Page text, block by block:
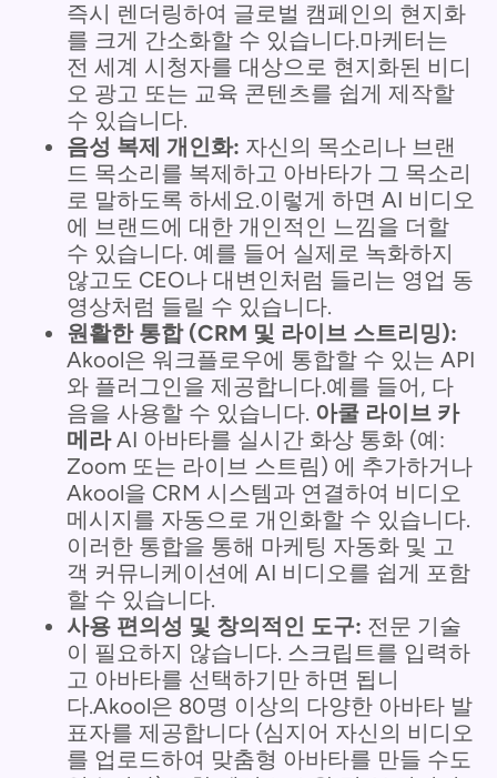
즉시 렌더링하여 글로벌 캠페인의 현지화
를 크게 간소화할 수 있습니다.마케터는
전 세계 시청자를 대상으로 현지화된 비디
오 광고 또는 교육 콘텐츠를 쉽게 제작할
수 있습니다.
음성 복제 개인화: 자신의 목소리나 브랜
드 목소리를 복제하고 아바타가 그 목소리
로 말하도록 하세요.이렇게 하면 AI 비디오
에 브랜드에 대한 개인적인 느낌을 더할
수 있습니다. 예를 들어 실제로 녹화하지
않고도 CEO나 대변인처럼 들리는 영업 동
영상처럼 들릴 수 있습니다.
원활한 통합 (CRM 및 라이브 스트리밍):
Akool은 워크플로우에 통합할 수 있는 API
와 플러그인을 제공합니다.예를 들어, 다
음을 사용할 수 있습니다. 아쿨 라이브 카
메라AI 아바타를 실시간 화상 통화 (예:
Zoom 또는 라이브 스트림) 에 추가하거나
Akool을 CRM 시스템과 연결하여 비디오
메시지를 자동으로 개인화할 수 있습니다.
이러한 통합을 통해 마케팅 자동화 및 고
객 커뮤니케이션에 AI 비디오를 쉽게 포함
할 수 있습니다.
사용 편의성 및 창의적인 도구: 전문 기술
이 필요하지 않습니다. 스크립트를 입력하
고 아바타를 선택하기만 하면 됩니
다.Akool은 80명 이상의 다양한 아바타 발
표자를 제공합니다 (심지어 자신의 비디오
를 업로드하여 맞춤형 아바타를 만들 수도